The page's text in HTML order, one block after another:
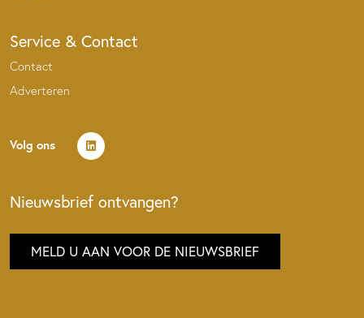
Service & Contact
Contact
Adverteren
Volg ons
Nieuwsbrief ontvangen?
MELD U AAN VOOR DE NIEUWSBRIEF